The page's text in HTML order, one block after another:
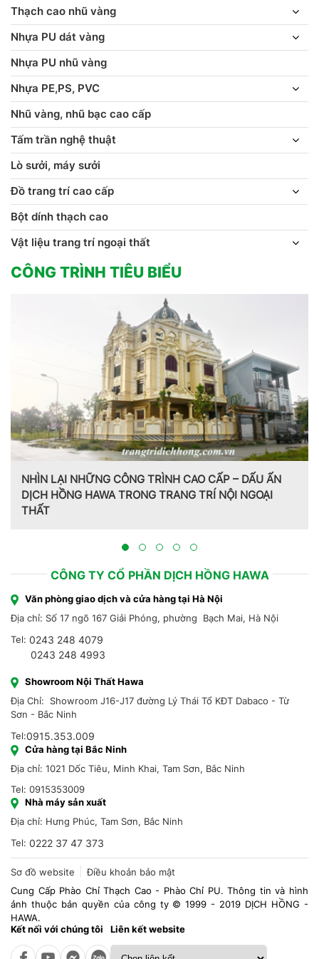
Thạch cao nhũ vàng
Nhựa PU dát vàng
Nhựa PU nhũ vàng
Nhựa PE,PS, PVC
Nhũ vàng, nhũ bạc cao cấp
Tấm trần nghệ thuật
Lò sưởi, máy sưởi
Đồ trang trí cao cấp
Bột dính thạch cao
Vật liệu trang trí ngoại thất
CÔNG TRÌNH TIÊU BIỂU
NHÌN LẠI NHỮNG CÔNG TRÌNH CAO CẤP – DẤU ẤN
DỊCH HỒNG HAWA TRONG TRANG TRÍ NỘI NGOẠI
THẤT
CÔNG TY CỔ PHẦN DỊCH HỒNG HAWA
Văn phòng giao dịch và cửa hàng tại Hà Nội
Địa chỉ: Số 17 ngõ 167 Giải Phóng, phường Bạch Mai, Hà Nội
Tel: 0243 248 4079
0243 248 4993
Showroom Nội Thất Hawa
Địa Chỉ: Showroom J16-J17 đường Lý Thái Tổ KĐT Dabaco - Từ
Sơn - Bắc Ninh
Tel:0915.353.009
Cửa hàng tại Bắc Ninh
Địa chỉ: 1021 Dốc Tiêu, Minh Khai, Tam Sơn, Bắc Ninh
Tel: 0915353009
Nhà máy sản xuất
Địa chỉ: Hưng Phúc, Tam Sơn, Bắc Ninh
Tel: 0222 37 47 373
Sơ đồ website
Điều khoản bảo mật
Cung Cấp Phào Chỉ Thạch Cao - Phào Chỉ PU. Thông tin và hình
ảnh thuộc bản quyền của công ty © 1999 - 2019 DỊCH HỒNG -
HAWA.
Kết nối với chúng tôi
Liên kết website